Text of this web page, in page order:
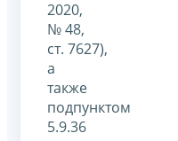
2020,
№ 48,
ст. 7627),
а
также
подпунктом
5.9.36